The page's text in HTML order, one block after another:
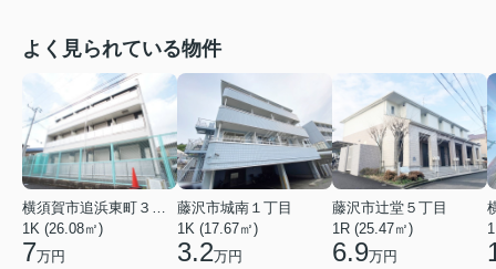
よく見られている物件
横須賀市追浜東町３丁目
1K (26.08㎡)
7万円
藤沢市城南１丁目
1K (17.67㎡)
3.2万円
藤沢市辻堂５丁目
1R (25.47㎡)
6.9万円